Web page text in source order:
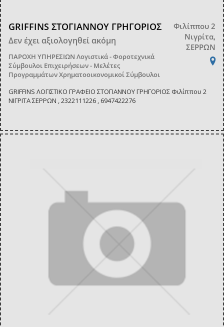
GRIFFINS ΣΤΟΓΙΑΝΝΟΥ ΓΡΗΓΟΡΙΟΣ
Δεν έχει αξιολογηθεί ακόμη
ΠΑΡΟΧΗ ΥΠΗΡΕΣΙΩΝ Λογιστικά - Φοροτεχνικά
Σύμβουλοι Επιχειρήσεων - Μελέτες
ΠρογραμμάτωνΧρηματοοικονομικοί Σύμβουλοι
Φιλίππου 2
Νιγρίτα,
ΣΕΡΡΩΝ
GRIFFINS ΛΟΓΙΣΤΙΚΟ ΓΡΑΦΕΙΟ ΣΤΟΓΙΑΝΝΟΥ ΓΡΗΓΟΡΙΟΣ Φιλίππου 2
ΝΙΓΡΙΤΑ ΣΕΡΡΩΝ , 2322111226 , 6947422276